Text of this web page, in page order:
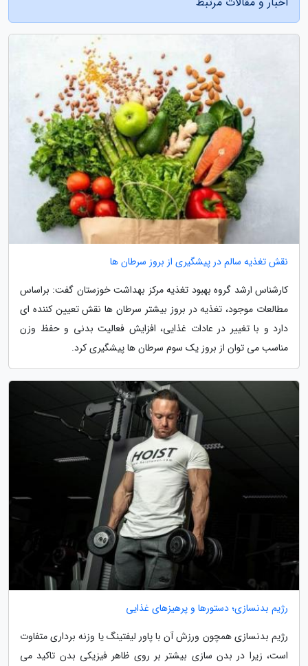
نقش تغذیه سالم در پیشگیری از بروز سرطان ها
کارشناس ارشد گروه بهبود تغذیه مرکز بهداشت خوزستان گفت: براساس
مطالعات موجود، تغذیه در بروز بیشتر سرطان ها نقش تعیین کننده ای
دارد و با تغییر در عادات غذایی، افزایش فعالیت بدنی و حفظ وزن
مناسب می توان از بروز یک سوم سرطان ها پیشگیری کرد.
رژیم بدنسازی؛ دستورها و پرهیزهای غذایی
رژیم بدنسازی همچون ورزش آن با پاور لیفتینگ یا وزنه برداری متفاوت
است، زیرا در بدن سازی بیشتر بر روی ظاهر فیزیکی بدن تاکید می